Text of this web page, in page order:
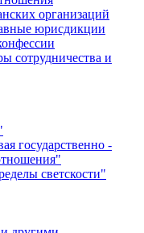
организаций
юрисдикции
сотрудничества и
государственно -
светскости"